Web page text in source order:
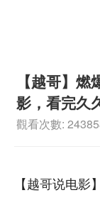
【越哥】
影，看完久
觀看次數:
【越哥说电影】